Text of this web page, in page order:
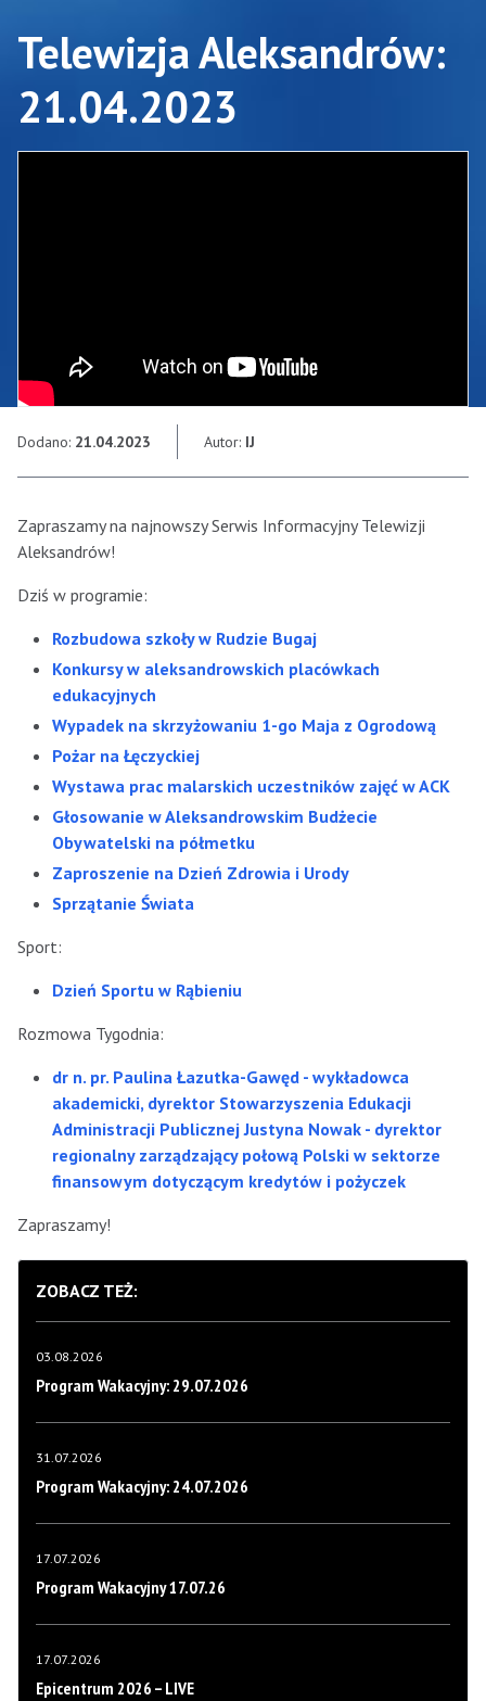
Telewizja Aleksandrów:
21.04.2023
Dodano: 21.04.2023 Autor: IJ
Zapraszamy na najnowszy Serwis Informacyjny Telewizji
Aleksandrów!
Dziś w programie:
Rozbudowa szkoły w Rudzie Bugaj
Konkursy w aleksandrowskich placówkach
edukacyjnych
Wypadek na skrzyżowaniu 1-go Maja z Ogrodową
Pożar na Łęczyckiej
Wystawa prac malarskich uczestników zajęć w ACK
Głosowanie w Aleksandrowskim Budżecie
Obywatelski na półmetku
Zaproszenie na Dzień Zdrowia i Urody
Sprzątanie Świata
Sport:
Dzień Sportu w Rąbieniu
Rozmowa Tygodnia:
dr n. pr. Paulina Łazutka-Gawęd - wykładowca
akademicki, dyrektor Stowarzyszenia Edukacji
Administracji Publicznej Justyna Nowak - dyrektor
regionalny zarządzający połową Polski w sektorze
finansowym dotyczącym kredytów i pożyczek
Zapraszamy!
ZOBACZ TEŻ:
03.08.2026
Program Wakacyjny: 29.07.2026
31.07.2026
Program Wakacyjny: 24.07.2026
17.07.2026
Program Wakacyjny 17.07.26
17.07.2026
Epicentrum 2026 – LIVE